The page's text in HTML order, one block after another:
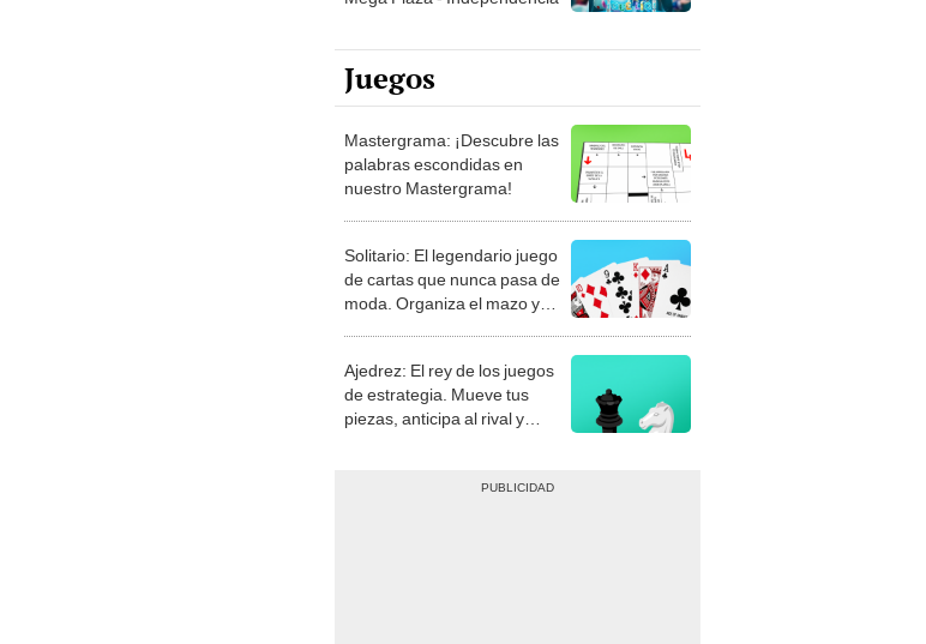
Juegos
Mastergrama: ¡Descubre las
palabras escondidas en
nuestro Mastergrama!
Solitario: El legendario juego
de cartas que nunca pasa de
moda. Organiza el mazo y
Ajedrez: El rey de los juegos
de estrategia. Mueve tus
piezas, anticipa al rival y